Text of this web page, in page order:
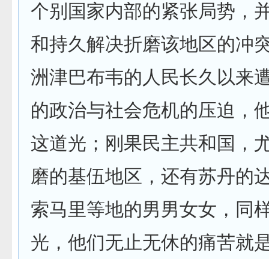
个别国家内部的紧张局势，
和持久解决折磨该地区的冲
洲津巴布韦的人民长久以来
的政治与社会危机的压迫，
这道光；刚果民主共和国，
磨的基伍地区，还有苏丹的
索马里等地的男男女女，同
光，他们无止无休的痛苦就